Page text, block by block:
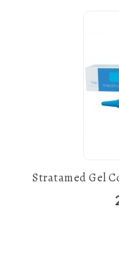
Stratamed Gel